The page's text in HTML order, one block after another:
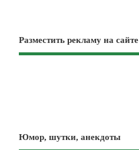
Разместить рекламу на сайте
Юмор, шутки, анекдоты